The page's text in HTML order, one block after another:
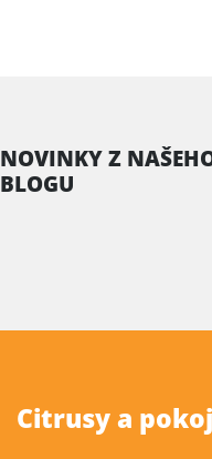
NOVINKY Z
BLOGU
Citrusy a